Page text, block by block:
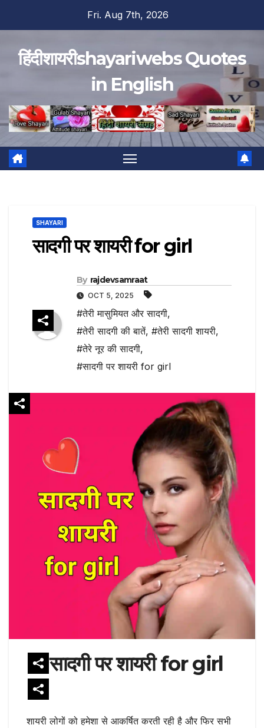
Fri. Aug 7th, 2026
हिंदीशायरीshayariwebs Quotes
in English
SHAYARI
सादगी पर शायरी for girl
By rajdevsamraat
OCT 5, 2025
#तेरी मासुमियत और सादगी,
#तेरी सादगी की बातें, #तेरी सादगी शायरी,
#तेरे नूर की सादगी,
#सादगी पर शायरी for girl
सादगी पर शायरी for girl
शायरी लोगों को हमेशा से आकर्षित करती रही है और फिर सभी